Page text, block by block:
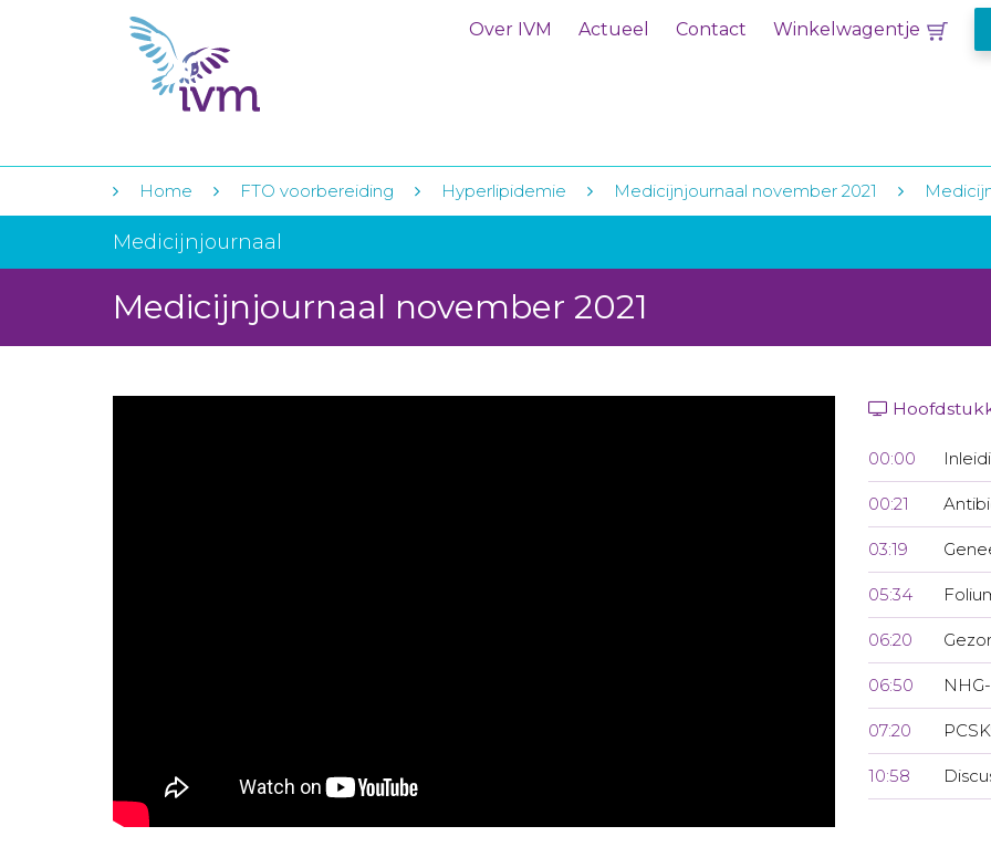
Over IVM Actueel Contact Winkelwagentje
Home FTO voorbereiding Hyperlipidemie Medicijnjournaal november 2021
Medicijnjournaal
Medicijnjournaal november 2021
00:00
00:21
03:19
05:34
06:20
06:50
07:20
10:58